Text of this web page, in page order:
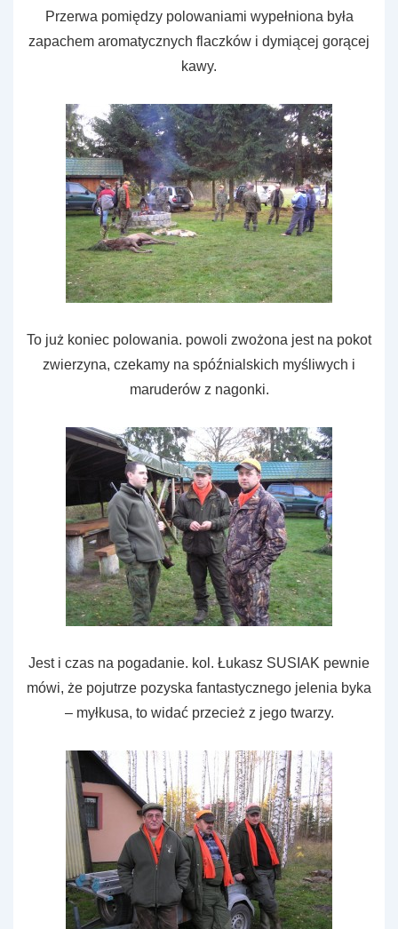
Przerwa pomiędzy polowaniami wypełniona była
zapachem aromatycznych flaczków i dymiącej gorącej
kawy.
To już koniec polowania. powoli zwożona jest na pokot
zwierzyna, czekamy na spóźnialskich myśliwych i
maruderów z nagonki.
Jest i czas na pogadanie. kol. Łukasz SUSIAK pewnie
mówi, że pojutrze pozyska fantastycznego jelenia byka
– myłkusa, to widać przecież z jego twarzy.